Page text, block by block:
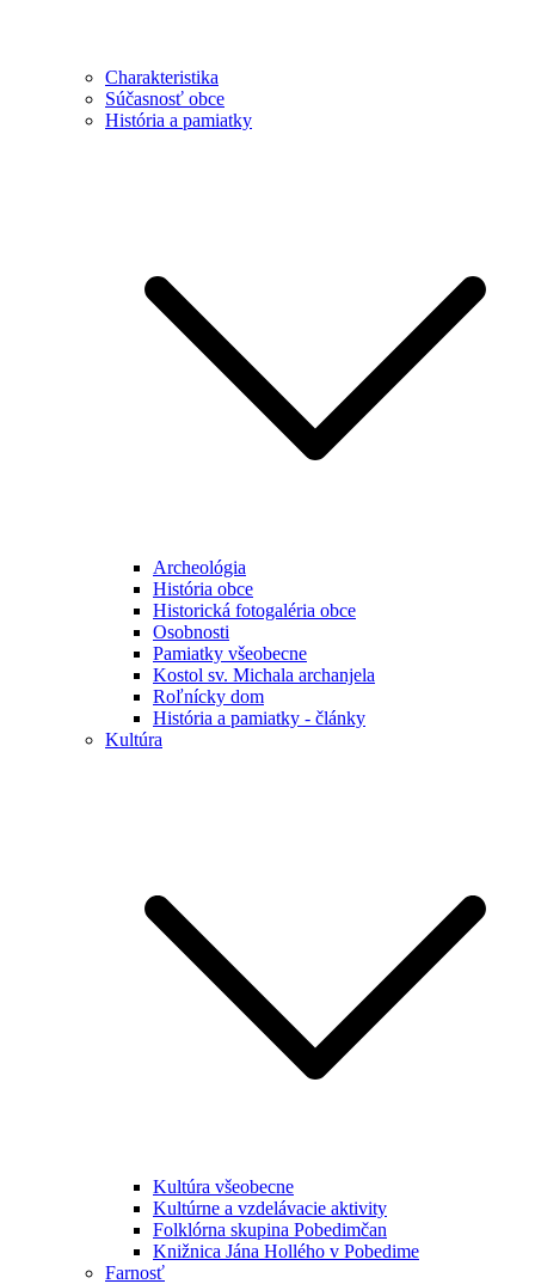
Charakteristika
Súčasnosť obce
História a pamiatky
Archeológia
História obce
Historická fotogaléria obce
Osobnosti
Pamiatky všeobecne
Kostol sv. Michala archanjela
Roľnícky dom
História a pamiatky - články
Kultúra
Kultúra všeobecne
Kultúrne a vzdelávacie aktivity
Folklórna skupina Pobedimčan
Knižnica Jána Hollého v Pobedime
Farnosť